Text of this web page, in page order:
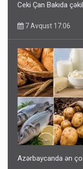
Ceki Çan Bakıda
7 Avqust 17:06
Azərbaycanda ən